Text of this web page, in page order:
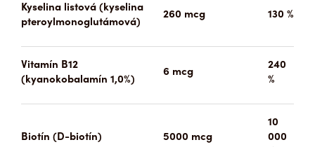
Kyselina listová (kyselina
pteroylmonoglutámová)
260 mcg 130 %
Vitamín B12
(kyanokobalamín 1,0%)
6 mcg
240
%
Biotín (D-biotín) 5000 mcg
10
000